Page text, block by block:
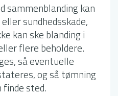
sammenblanding kan
sundhedsskade,
kan ske blanding i
flere beholdere.
så eventuelle
og så tømning
sted.